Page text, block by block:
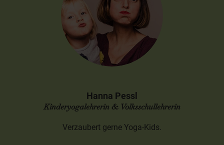
Hanna Pessl
Kinderyogalehrerin & Volksschullehrerin
Verzaubert gerne Yoga-Kids.